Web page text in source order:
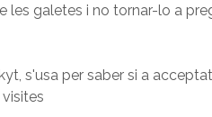
les galetes i no tornar-lo a
s'usa per saber si a